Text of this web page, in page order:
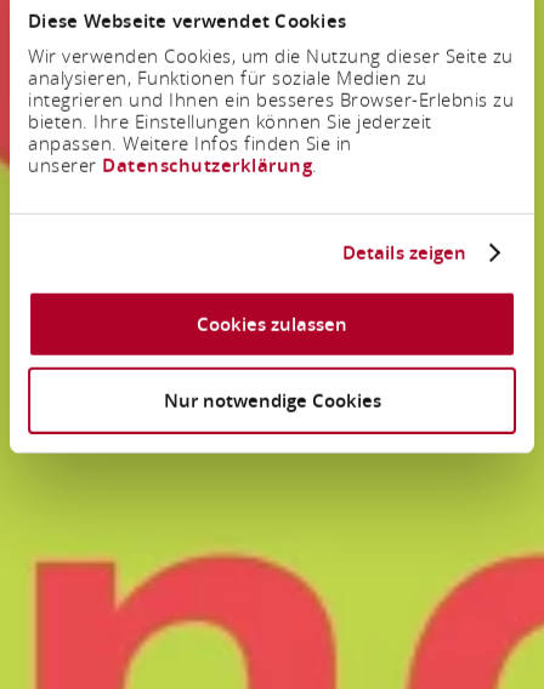
Diese Webseite verwendet Cookies
Wir verwenden Cookies, um die Nutzung dieser Seite zu
analysieren, Funktionen für soziale Medien zu
integrieren und Ihnen ein besseres Browser-Erlebnis zu
bieten. Ihre Einstellungen können Sie jederzeit
anpassen. Weitere Infos finden Sie in
unserer Datenschutzerklärung.
Details zeigen
Cookies zulassen
Nur notwendige Cookies